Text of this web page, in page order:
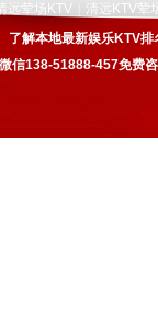
远荤场KTV
清远KTV荤
了解本地最新娱乐KTV
信138-51888-457免费